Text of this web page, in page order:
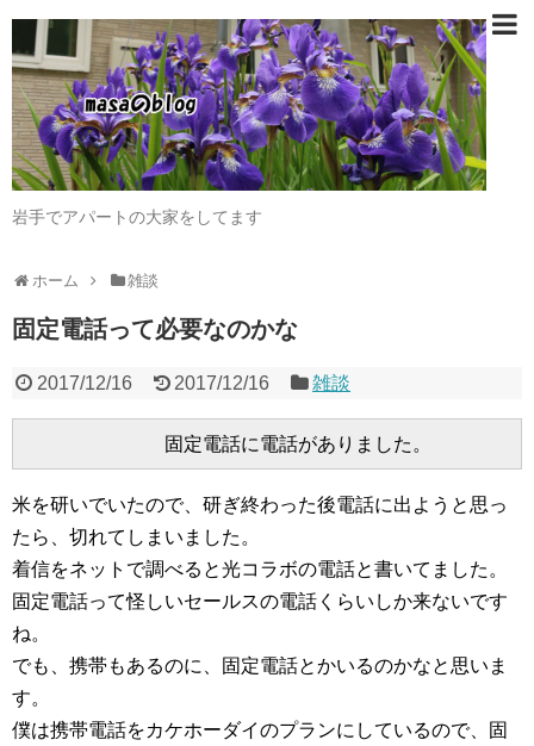
岩手でアパートの大家をしてます
ホーム 雑談
固定電話って必要なのかな
2017/12/16 2017/12/16 雑談
米を研いでいたので、研ぎ終わった後電話に出ようと思っ
たら、切れてしまいました。
着信をネットで調べると光コラボの電話と書いてました。
固定電話って怪しいセールスの電話くらいしか来ないです
ね。
でも、携帯もあるのに、固定電話とかいるのかなと思いま
す。
僕は携帯電話をカケホーダイのプランにしているので、固